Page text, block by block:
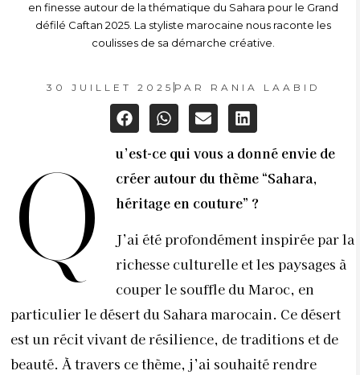
en finesse autour de la thématique du Sahara pour le Grand
défilé Caftan 2025. La styliste marocaine nous raconte les
coulisses de sa démarche créative.
30 JUILLET 2025 PAR RANIA LAABID
Q
u’est-ce qui vous a donné envie de
créer autour du thème “Sahara,
héritage en couture” ?
J’ai été profondément inspirée par la
richesse culturelle et les paysages à
couper le souffle du Maroc, en
particulier le désert du Sahara marocain. Ce désert
est un récit vivant de résilience, de traditions et de
beauté. À travers ce thème, j’ai souhaité rendre